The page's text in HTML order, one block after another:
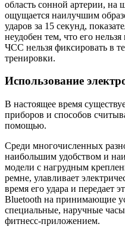
область сонной артерии, на
ощущается наилучшим
ударов за 15 секунд,
неудобен тем, что его
ЧСС нельзя фиксировать в
тренировки.
Использование
В настоящее время
приборов и способов
помощью.
Среди многочисленных
наибольшим удобством и
модели с нагрудным
ремне, улавливает
время его удара и передает
Bluetooth на принимающие
специальные, наручные
фитнесс-приложением.